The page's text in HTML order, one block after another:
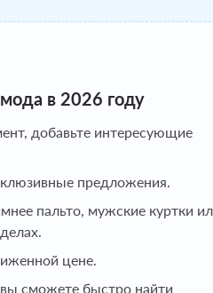
в 2026 году
добавьте интересующие
предложения.
пальто, мужские куртки
цене.
вы сможете быстро найти